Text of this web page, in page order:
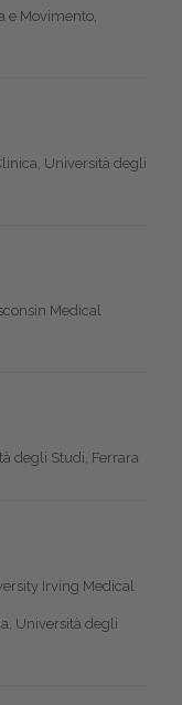
e Movimento,
Università degli
Medical
degli Studi, Ferrara
Irving Medical
Università degli